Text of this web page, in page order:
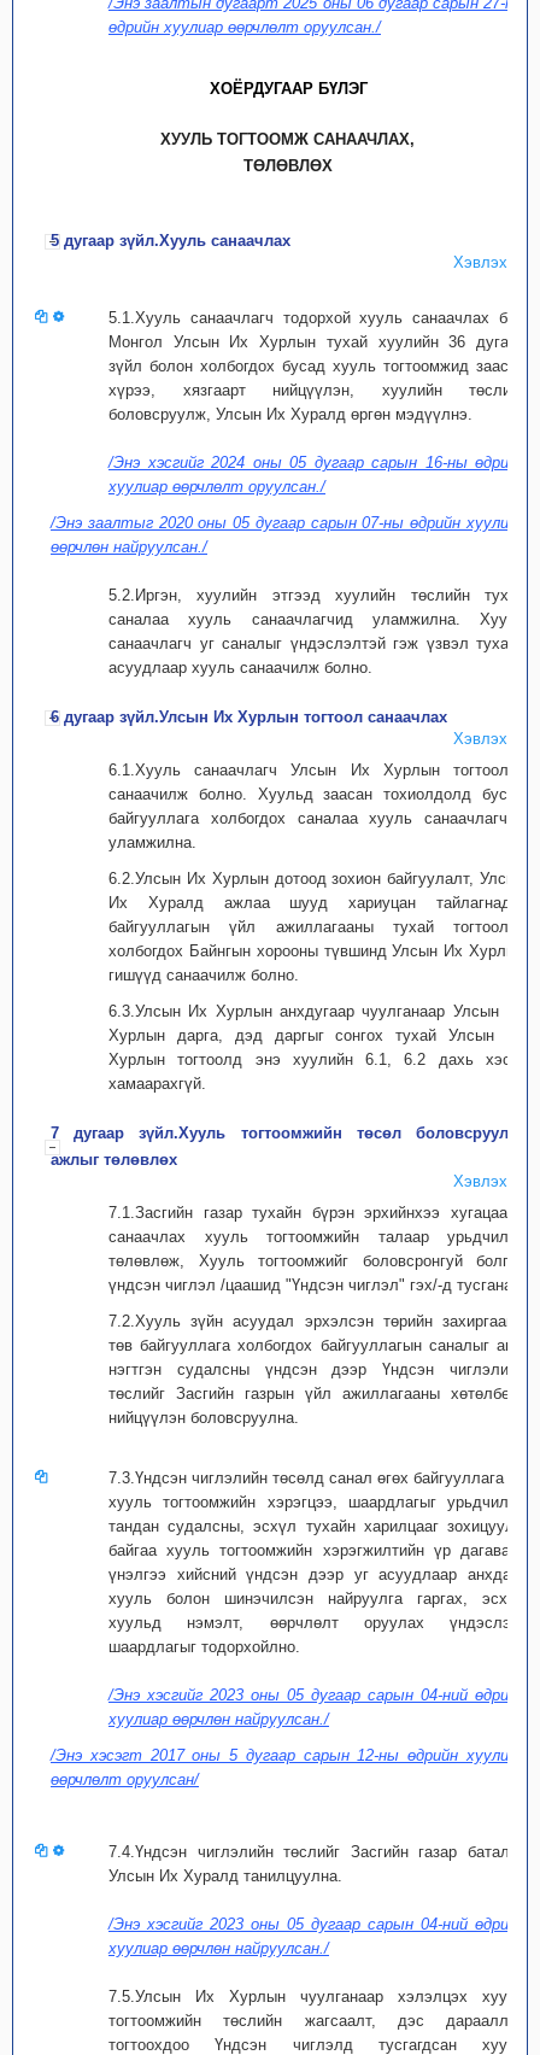
өдрийн хуулиар өөрчлөлт оруулсан./
ХОЁРДУГААР БҮЛЭГ
ХУУЛЬ ТОГТООМЖ САНААЧЛАХ,
ТӨЛӨВЛӨХ
5 дугаар зүйл.Хууль санаачлах
Хэвлэх
5.1.Хууль санаачлагч тодорхой хууль санаачлах бол
Монгол Улсын Их Хурлын тухай хуулийн 36 дугаар
зүйл болон холбогдох бусад хууль тогтоомжид заасан
хүрээ, хязгаарт нийцүүлэн, хуулийн төслийг
боловсруулж, Улсын Их Хуралд өргөн мэдүүлнэ.
/Энэ хэсгийг 2024 оны 05 дугаар сарын 16-ны өдрийн
хуулиар өөрчлөлт оруулсан./
/Энэ заалтыг 2020 оны 05 дугаар сарын 07-ны өдрийн хуулиар
өөрчлөн найруулсан./
5.2.Иргэн, хуулийн этгээд хуулийн төслийн тухай
саналаа хууль санаачлагчид уламжилна. Хууль
санаачлагч уг саналыг үндэслэлтэй гэж үзвэл тухайн
асуудлаар хууль санаачилж болно.
6 дугаар зүйл.Улсын Их Хурлын тогтоол санаачлах
Хэвлэх
6.1.Хууль санаачлагч Улсын Их Хурлын тогтоолыг
санаачилж болно. Хуульд заасан тохиолдолд бусад
байгууллага холбогдох саналаа хууль санаачлагчид
уламжилна.
6.2.Улсын Их Хурлын дотоод зохион байгуулалт, Улсын
Их Хуралд ажлаа шууд хариуцан тайлагнадаг
байгууллагын үйл ажиллагааны тухай тогтоолыг
холбогдох Байнгын хорооны түвшинд Улсын Их Хурлын
гишүүд санаачилж болно.
6.3.Улсын Их Хурлын анхдугаар чуулганаар Улсын Их
Хурлын дарга, дэд даргыг сонгох тухай Улсын Их
Хурлын тогтоолд энэ хуулийн 6.1, 6.2 дахь хэсэг
хамаарахгүй.
7 дугаар зүйл.Хууль тогтоомжийн төсөл боловсруулах
ажлыг төлөвлөх
Хэвлэх
7.1.Засгийн газар тухайн бүрэн эрхийнхээ хугацаанд
санаачлах хууль тогтоомжийн талаар урьдчилан
төлөвлөж, Хууль тогтоомжийг боловсронгуй болгох
үндсэн чиглэл /цаашид "Үндсэн чиглэл" гэх/-д тусгана.
7.2.Хууль зүйн асуудал эрхэлсэн төрийн захиргааны
төв байгууллага холбогдох байгууллагын саналыг авч,
нэгтгэн судалсны үндсэн дээр Үндсэн чиглэлийн
төслийг Засгийн газрын үйл ажиллагааны хөтөлбөрт
нийцүүлэн боловсруулна.
7.3.Үндсэн чиглэлийн төсөлд санал өгөх байгууллага нь
хууль тогтоомжийн хэрэгцээ, шаардлагыг урьдчилан
тандан судалсны, эсхүл тухайн харилцааг зохицуулж
байгаа хууль тогтоомжийн хэрэгжилтийн үр дагаварт
үнэлгээ хийсний үндсэн дээр уг асуудлаар анхдагч
хууль болон шинэчилсэн найруулга гаргах, эсхүл
хуульд нэмэлт, өөрчлөлт оруулах үндэслэл,
шаардлагыг тодорхойлно.
/Энэ хэсгийг 2023 оны 05 дугаар сарын 04-ний өдрийн
хуулиар өөрчлөн найруулсан./
/Энэ хэсэгт 2017 оны 5 дугаар сарын 12-ны өдрийн хуулиар
өөрчлөлт оруулсан/
7.4.Үндсэн чиглэлийн төслийг Засгийн газар баталж,
Улсын Их Хуралд танилцуулна.
/Энэ хэсгийг 2023 оны 05 дугаар сарын 04-ний өдрийн
хуулиар өөрчлөн найруулсан./
7.5.Улсын Их Хурлын чуулганаар хэлэлцэх хууль
тогтоомжийн төслийн жагсаалт, дэс дарааллыг
тогтоохдоо Үндсэн чиглэлд тусгагдсан хууль